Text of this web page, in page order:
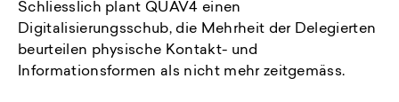
Schliesslich plant QUAV4 einen
Digitalisierungsschub, die Mehrheit der Delegierten
beurteilen physische Kontakt- und
Informationsformen als nicht mehr zeitgemäss.